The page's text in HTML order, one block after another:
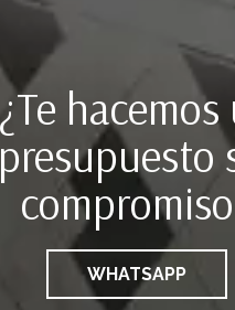
¿Te hacemos
presupuesto
WHATSAPP